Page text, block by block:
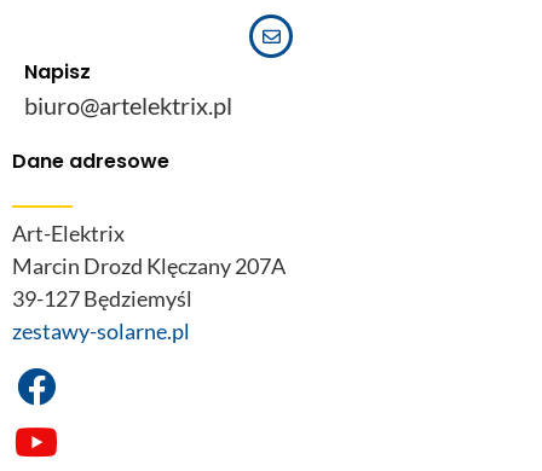
Napisz
biuro@artelektrix.pl
Dane adresowe
Art-Elektrix
Marcin Drozd Klęczany 207A
39-127 Będziemyśl
zestawy-solarne.pl